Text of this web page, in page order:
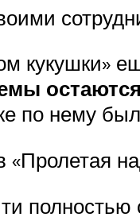
кукушки»
по нему